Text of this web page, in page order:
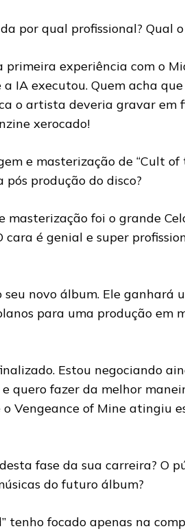
por qual profissional? Qual
primeira experiência com o
IA executou. Quem acha
o artista deveria gravar em
xerocado!
e masterização de “Cult of
pós produção do disco?
masterização foi o grande
cara é genial e super
seu novo álbum. Ele ganhará
para uma produção em
Estou negociando
quero fazer da melhor
Vengeance of Mine atingiu
fase da sua carreira? O
do futuro álbum?
tenho focado apenas na